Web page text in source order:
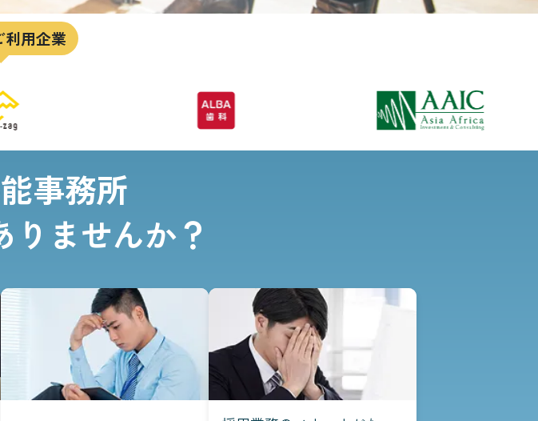
利用企業
事務所
りませんか？